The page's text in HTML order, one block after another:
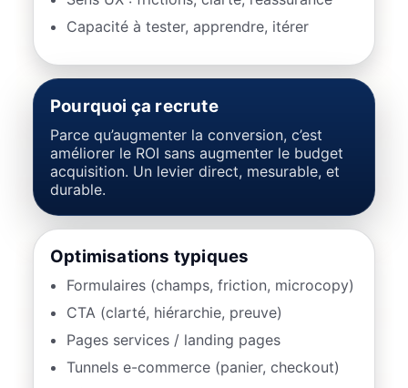
Capacité à tester, apprendre, itérer
Pourquoi ça recrute
Parce qu’augmenter la conversion, c’est
améliorer le ROI sans augmenter le budget
acquisition. Un levier direct, mesurable, et
durable.
Optimisations typiques
Formulaires (champs, friction, microcopy)
CTA (clarté, hiérarchie, preuve)
Pages services / landing pages
Tunnels e-commerce (panier, checkout)